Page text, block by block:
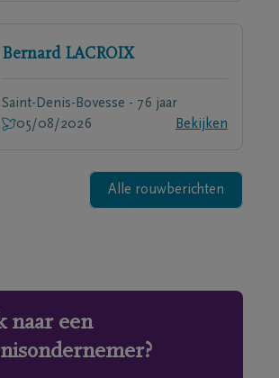
Bernard LACROIX
Saint-Denis-Bovesse - 76 jaar
05/08/2026
Bekijken
Alle rouwberichten
naar een